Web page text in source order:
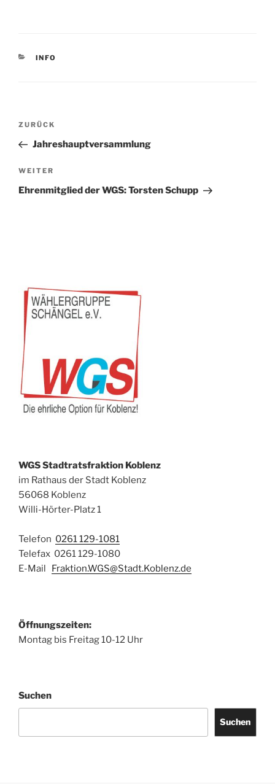
KATEGORIEN
INFO
Beitragsnavigation
Vorheriger
Beitrag
ZURÜCK
Jahreshauptversammlung
Nächster
Beitrag
WEITER
Ehrenmitglied der WGS: Torsten Schupp
WGS Stadtratsfraktion Koblenz
im Rathaus der Stadt Koblenz
56068 Koblenz
Willi-Hörter-Platz 1
Telefon 0261 129-1081
Telefax 0261 129-1080
E-Mail Fraktion.WGS@Stadt.Koblenz.de
Öffnungszeiten:
Montag bis Freitag 10-12 Uhr
Suchen
Suchen